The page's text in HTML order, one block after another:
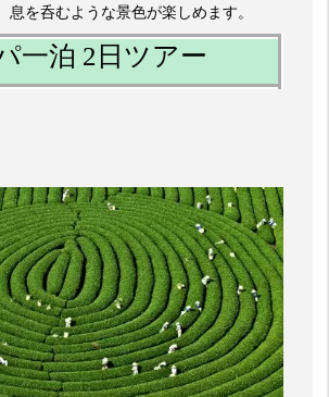
息を呑むような景色が楽しめます。
一泊 2日ツアー